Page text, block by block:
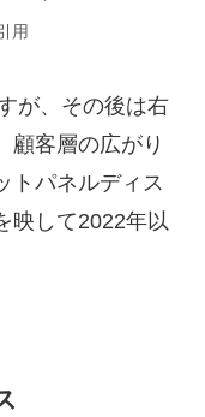
用
が、その後は右
顧客層の広がり
トパネルディス
映して2022年以